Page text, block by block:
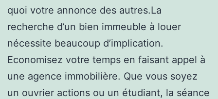
quoi votre annonce des autres.La
recherche d’un bien immeuble à louer
nécessite beaucoup d’implication.
Economisez votre temps en faisant appel à
une agence immobilière. Que vous soyez
un ouvrier actions ou un étudiant, la séance